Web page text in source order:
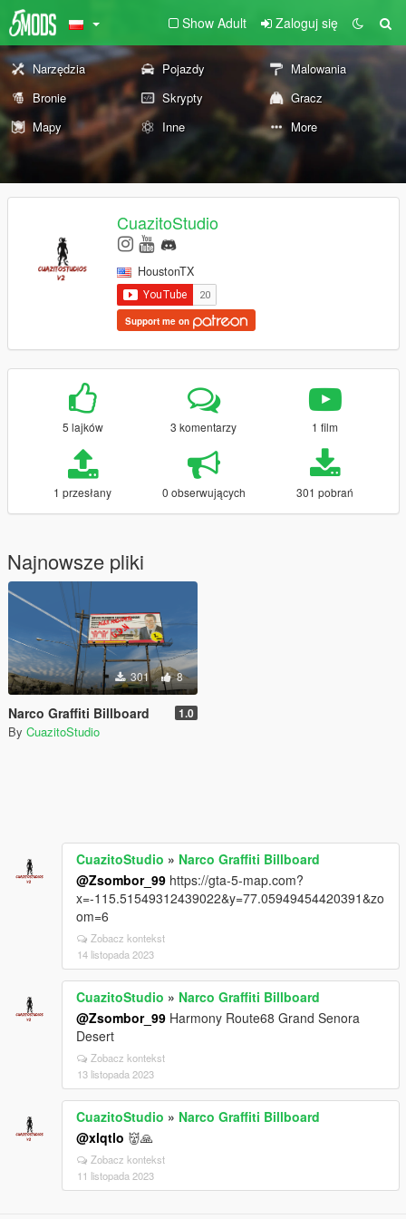
Show Adult Zaloguj się
Narzędzia Pojazdy
Malowania
Bronie
Skrypty
Gracz
Mapy
Inne More
CuazitoStudio
HoustonTX
Support me on
5 lajków 3 komentarzy 1 film
1 przesłany 0 obserwujących 301 pobrań
Najnowsze pliki
301 8
Narco Graffiti Billboard 1.0
By CuazitoStudio
CuazitoStudio » Narco Graffiti Billboard
@Zsombor_99 https://gta-5-map.com?
x=-115.51549312439022&y=77.05949454420391&zo
om=6
Zobacz kontekst
14 listopada 2023
CuazitoStudio » Narco Graffiti Billboard
@Zsombor_99 Harmony Route68 Grand Senora
Desert
Zobacz kontekst
13 listopada 2023
CuazitoStudio » Narco Graffiti Billboard
@xlqtlo 👹🙏
Zobacz kontekst
11 listopada 2023